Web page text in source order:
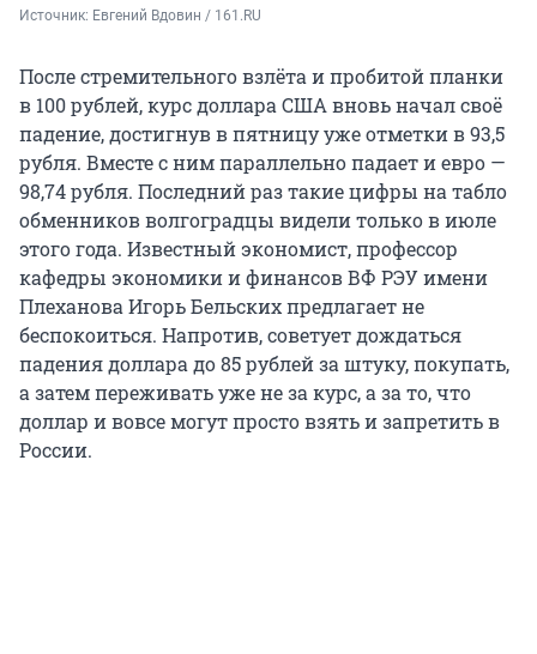
Источник: Евгений Вдовин / 161.RU
После стремительного взлёта и пробитой планки
в 100 рублей, курс доллара США вновь начал своё
падение, достигнув в пятницу уже отметки в 93,5
рубля. Вместе с ним параллельно падает и евро —
98,74 рубля. Последний раз такие цифры на табло
обменников волгоградцы видели только в июле
этого года. Известный экономист, профессор
кафедры экономики и финансов ВФ РЭУ имени
Плеханова Игорь Бельских предлагает не
беспокоиться. Напротив, советует дождаться
падения доллара до 85 рублей за штуку, покупать,
а затем переживать уже не за курс, а за то, что
доллар и вовсе могут просто взять и запретить в
России.